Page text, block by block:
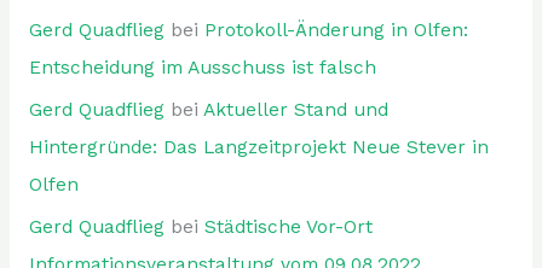
Gerd Quadfliegbei Protokoll-Änderung in Olfen:
Entscheidung im Ausschuss ist falsch
Gerd Quadfliegbei Aktueller Stand und
Hintergründe: Das Langzeitprojekt Neue Stever in
Olfen
Gerd Quadfliegbei Städtische Vor-Ort